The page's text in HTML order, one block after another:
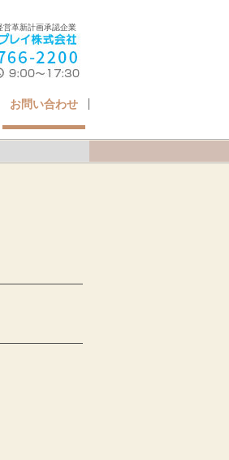
営革新計画承認企業
お問い合わせ